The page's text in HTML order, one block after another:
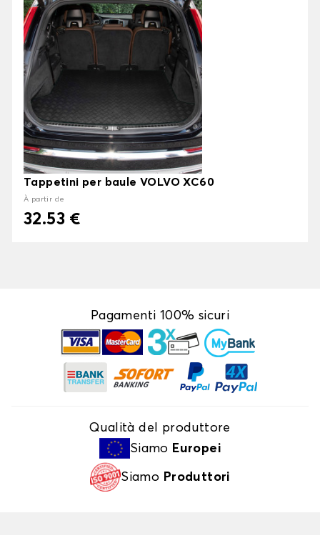
Tappetini per baule VOLVO XC60
À partir de
32.53 €
Pagamenti 100% sicuri
Qualità del produttore
Siamo Europei
Siamo Produttori